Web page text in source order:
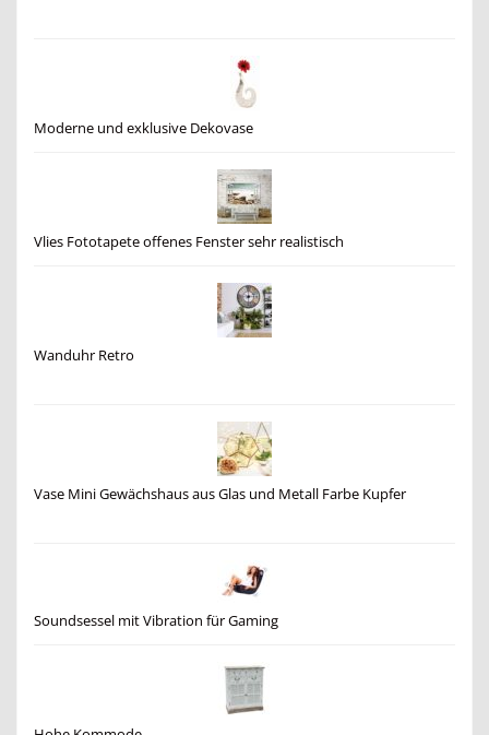
Moderne und exklusive Dekovase
Vlies Fototapete offenes Fenster sehr realistisch
Wanduhr Retro
Vase Mini Gewächshaus aus Glas und Metall Farbe Kupfer
Soundsessel mit Vibration für Gaming